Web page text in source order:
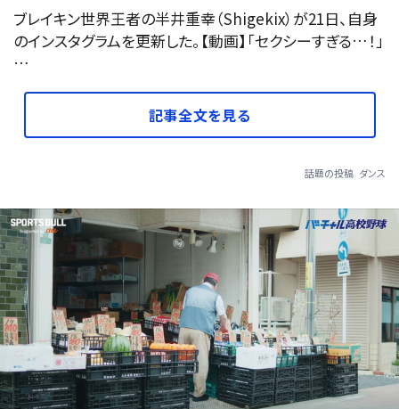
ブレイキン世界王者の半井重幸（Shigekix）が21日、自身
のインスタグラムを更新した。【動画】「セクシーすぎる…！」
…
記事全文を見る
話題の投稿 ダンス